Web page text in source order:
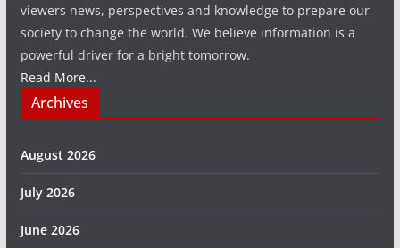
viewers news, perspectives and knowledge to prepare our
society to change the world. We believe information is a
powerful driver for a bright tomorrow.
Read More...
Archives
August 2026
July 2026
June 2026